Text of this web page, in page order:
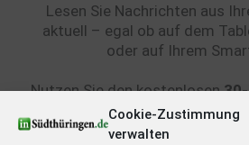
Cookie-Zustimmung
verwalten
Lesen Sie Nachrichten aus
aktuell – egal ob auf dem
oder auf Ihrem
Nutzen Sie den kostenlosen
Heimatzeitungals
kennenzulernen. Lesen Sie